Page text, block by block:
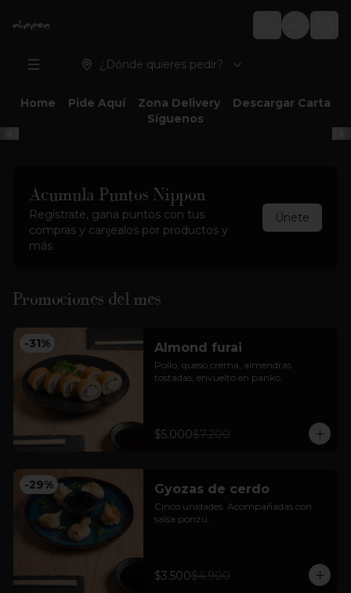
Login
¿Dónde quieres pedir?
Home Pide Aquí Zona Delivery
Descargar Carta
Síguenos
Acumula Puntos Nippon
Regístrate, gana puntos con tus
compras y canjealos por productos y
más
Únete
Promociones del mes
-31% Almond furai
Pollo, queso crema, almendras
tostadas, envuelto en panko.
$5.000$7.200
-29% Gyozas de cerdo
Cinco unidades. Acompañadas con
salsa ponzu.
$3.500$4.900